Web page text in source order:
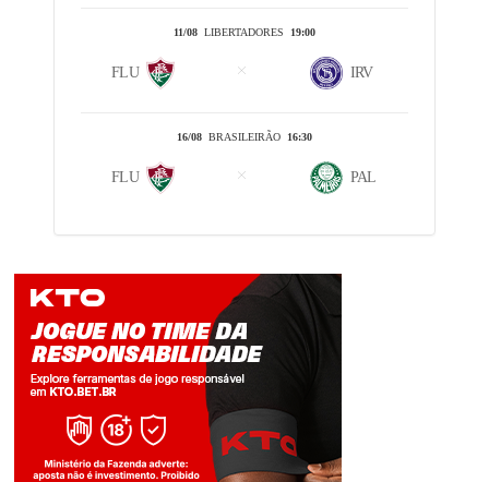
11/08LIBERTADORES 19:00
FLU IRV
16/08BRASILEIRÃO 16:30
FLU PAL